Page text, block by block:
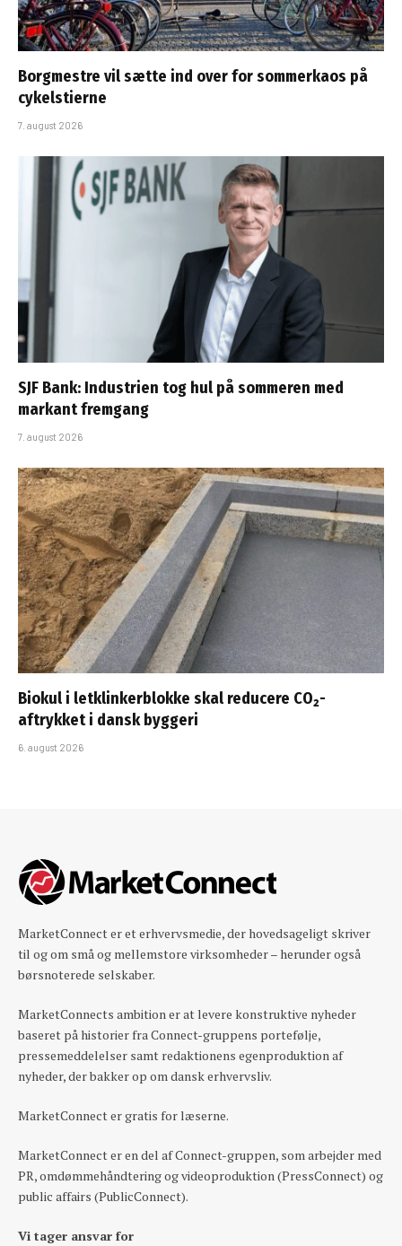
Borgmestre vil sætte ind over for sommerkaos på
cykelstierne
7. august 2026
SJF Bank: Industrien tog hul på sommeren med
markant fremgang
7. august 2026
Biokul i letklinkerblokke skal reducere CO₂-
aftrykket i dansk byggeri
6. august 2026
MarketConnect er et erhvervsmedie, der hovedsageligt skriver
til og om små og mellemstore virksomheder – herunder også
børsnoterede selskaber.
MarketConnects ambition er at levere konstruktive nyheder
baseret på historier fra Connect-gruppens portefølje,
pressemeddelelser samt redaktionens egenproduktion af
nyheder, der bakker op om dansk erhvervsliv.
MarketConnect er gratis for læserne.
MarketConnect er en del af Connect-gruppen, som arbejder med
PR, omdømmehåndtering og videoproduktion (PressConnect) og
public affairs (PublicConnect).
Vi tager ansvar for